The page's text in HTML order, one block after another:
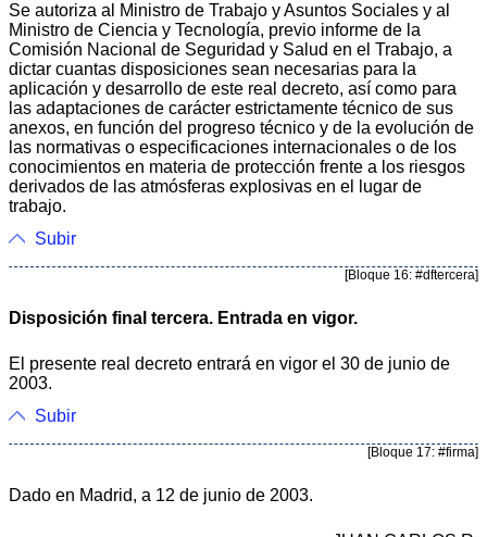
Se autoriza al Ministro de Trabajo y Asuntos Sociales y al
Ministro de Ciencia y Tecnología, previo informe de la
Comisión Nacional de Seguridad y Salud en el Trabajo, a
dictar cuantas disposiciones sean necesarias para la
aplicación y desarrollo de este real decreto, así como para
las adaptaciones de carácter estrictamente técnico de sus
anexos, en función del progreso técnico y de la evolución de
las normativas o especificaciones internacionales o de los
conocimientos en materia de protección frente a los riesgos
derivados de las atmósferas explosivas en el lugar de
trabajo.
Subir
[Bloque 16: #dftercera]
Disposición final tercera. Entrada en vigor.
El presente real decreto entrará en vigor el 30 de junio de
2003.
Subir
[Bloque 17: #firma]
Dado en Madrid, a 12 de junio de 2003.